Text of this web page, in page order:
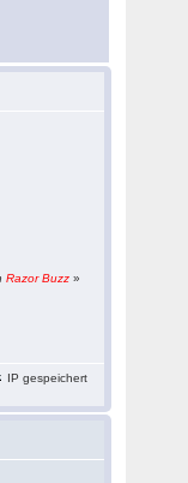
Razor Buzz »
IP gespeichert